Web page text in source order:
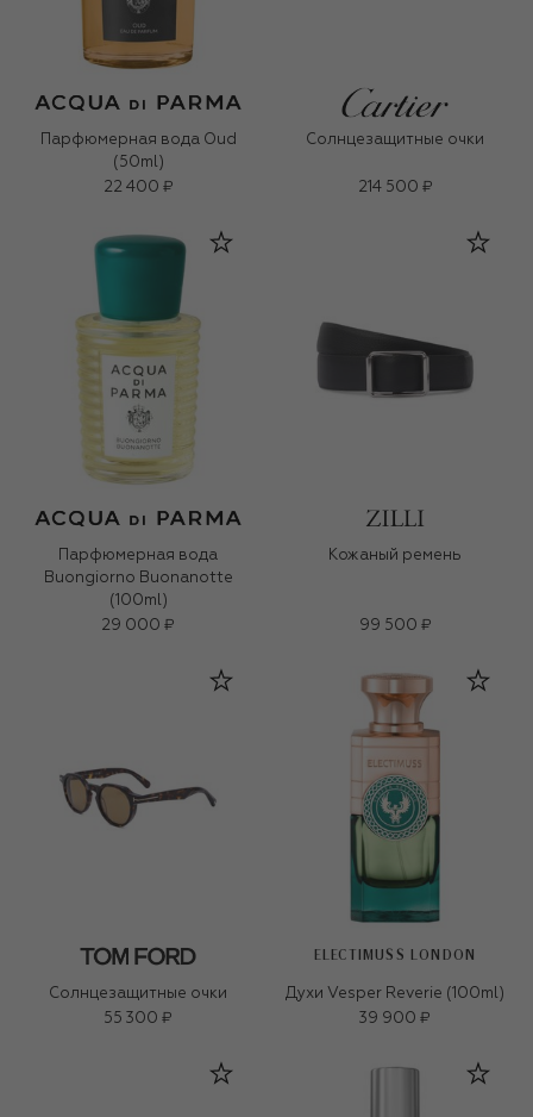
Парфюмерная вода Oud
(50ml)
22 400 ₽
Солнцезащитные очки
214 500 ₽
Парфюмерная вода
Buongiorno Buonanotte
(100ml)
29 000 ₽
Кожаный ремень
99 500 ₽
Солнцезащитные очки
55 300 ₽
ELECTIMUSS LONDON
Духи Vesper Reverie (100ml)
39 900 ₽